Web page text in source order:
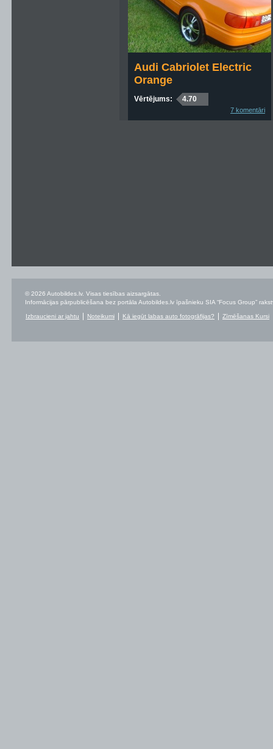
Audi Cabriolet Electric
Orange
Vērtējums: 4.70
7 komentāri
© 2026 Autobildes.lv. Visas tiesības aizsargātas.
Informācijas pārpublicēšana bez portāla Autobildes.lv īpašnieku SIA “Focus Group”
Izbraucieni ar jahtu Noteikumi Kā iegūt labas auto fotogrāfijas? Zīmēšanas Kursi